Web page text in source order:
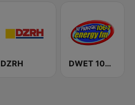
DZRH DWET 106.7 Energy FM